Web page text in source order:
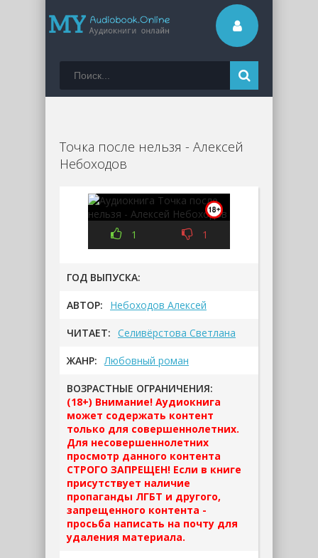
Точка после нельзя - Алексей
Небоходов
1 1
ГОД ВЫПУСКА:
АВТОР: Небоходов Алексей
ЧИТАЕТ: Селивёрстова Светлана
ЖАНР: Любовный роман
ВОЗРАСТНЫЕ ОГРАНИЧЕНИЯ:
(18+) Внимание! Аудиокнига
может содержать контент
только для совершеннолетних.
Для несовершеннолетних
просмотр данного контента
СТРОГО ЗАПРЕЩЕН! Если в книге
присутствует наличие
пропаганды ЛГБТ и другого,
запрещенного контента -
просьба написать на почту для
удаления материала.